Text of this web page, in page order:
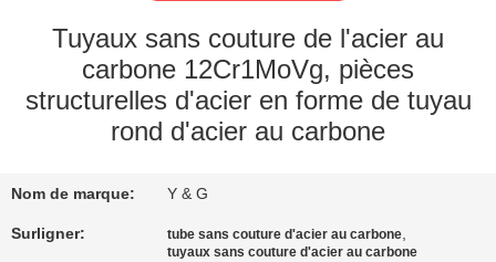
VISITE
D'USINE
CONTRÔLE
QUALITÉ
Tuyaux sans couture de l'acier au
carbone 12Cr1MoVg, pièces
structurelles d'acier en forme de tuyau
rond d'acier au carbone
Nom de marque: Y & G
Surligner: tube sans couture d'acier au carbone,
tuyaux sans couture d'acier au carbone